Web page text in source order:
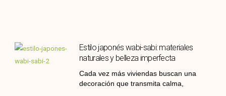
Estilo japonés wabi-sabi: materiales
naturales y belleza imperfecta
Cada vez más viviendas buscan una
decoración que transmita calma,